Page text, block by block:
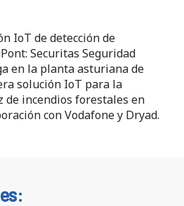
IoT de detección de
Securitas Seguridad
en la planta asturiana de
solución IoT para la
de incendios forestales en
con Vodafone y Dryad.